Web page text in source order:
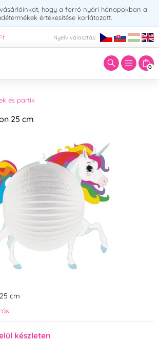
hogy a forró nyári hónapokban a
értékesítése korlátozott.
Ft Nyelv választás:
0
kifejezést:
és partik
25 cm
cm
készleten